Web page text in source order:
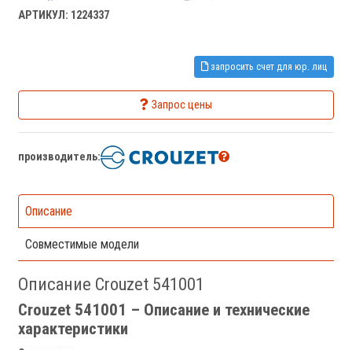
АРТИКУЛ: 1224337
запросить счет для юр. лиц
Запрос цены
производитель:
Описание
Совместимые модели
Описание Crouzet 541001
Crouzet 541001 – Описание и технические
характеристики